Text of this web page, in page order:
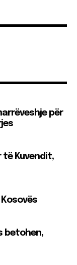
për
të Kuvendit,
betohen,